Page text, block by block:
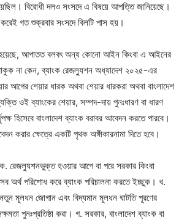
বিরোধী দলও সংসদে এ বিষয়ে আপত্তি জানিয়েছে।
গত শুক্রবার সংসদে বিলটি পাস হয়।
হয়েছে, আপাতত বলবৎ অন্য কোনো আইন কিংবা এ আইনের
না কেন, ব্যাংক রেজল্যুশন অধ্যাদেশ ২০২৫-এর
আগের শেয়ার ধারক অথবা শেয়ার ধারকরা অথবা বাংলাদেশ
ওই ব্যাংকের শেয়ার, সম্পদ-দায় পুনঃধারণ বা ধারণ
হিসেবে বাংলাদেশ ব্যাংক বরাবর আবেদন করতে পারবে।
করার ক্ষেত্রে একটি পৃথক অঙ্গীকারনামা দিতে হবে।
ক. রেজল্যুশনভুক্ত হওয়ার আগে বা পরে সরকার কিংবা
সব অর্থ পরিশোধ করে ব্যাংক পরিচালনা করতে ইচ্ছুক। খ.
নতুন মূলধন জোগান এবং বিদ্যমান মূলধন ঘাটতি পূরণের
পুনঃপ্রতিষ্ঠা করা। গ. সরকার, বাংলাদেশ ব্যাংক বা